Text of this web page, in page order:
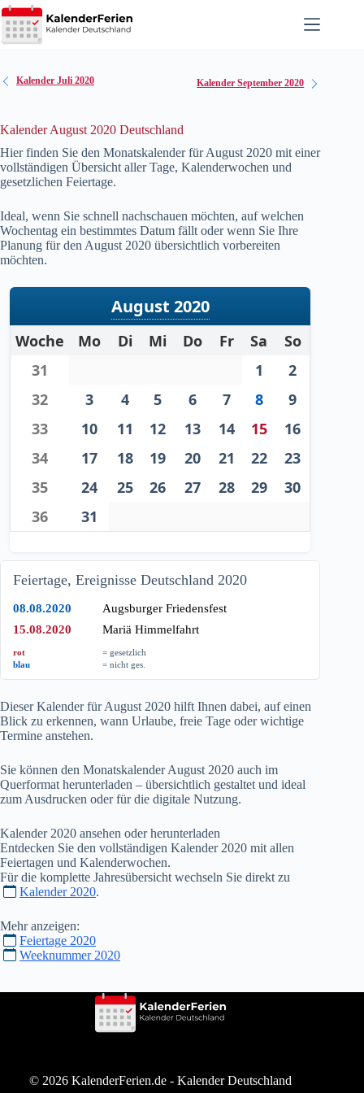
Zum
Inhalt
springen
Kalender Juli 2020 Kalender September 2020
Kalender August 2020 Deutschland
Hier finden Sie den Monatskalender für August 2020 mit einer
vollständigen Übersicht aller Tage, Kalenderwochen und
gesetzlichen Feiertage.
Ideal, wenn Sie schnell nachschauen möchten, auf welchen
Wochentag ein bestimmtes Datum fällt oder wenn Sie Ihre
Planung für den August 2020 übersichtlich vorbereiten
möchten.
August 2020
Woche Mo Di Mi Do Fr Sa
So
31
1
2
32
3 4 5 6 7 8
9
33
10 11 12 13 14 15
16
34
17 18 19 20 21 22
23
35
24 25 26 27 28 29
30
36
31
Feiertage, Ereignisse Deutschland 2020
08.08.2020
Augsburger Friedensfest
15.08.2020
Mariä Himmelfahrt
rot
= gesetzlich
blau
= nicht ges.
Dieser Kalender für August 2020 hilft Ihnen dabei, auf einen
Blick zu erkennen, wann Urlaube, freie Tage oder wichtige
Termine anstehen.
Sie können den Monatskalender August 2020 auch im
Querformat herunterladen – übersichtlich gestaltet und ideal
zum Ausdrucken oder für die digitale Nutzung.
Kalender 2020 ansehen oder herunterladen
Entdecken Sie den vollständigen Kalender 2020 mit allen
Feiertagen und Kalenderwochen.
Für die komplette Jahresübersicht wechseln Sie direkt zu
Kalender 2020.
Mehr anzeigen:
Feiertage 2020
Weeknummer 2020
© 2026 KalenderFerien.de - Kalender Deutschland